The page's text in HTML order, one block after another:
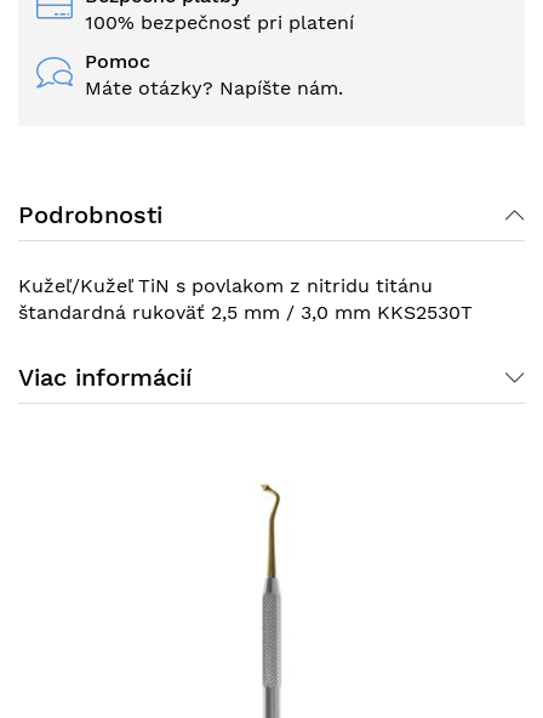
100% bezpečnosť pri platení
Pomoc
Máte otázky? Napíšte nám.
Podrobnosti
Kužeľ/Kužeľ TiN s povlakom z nitridu titánu
štandardná rukoväť 2,5 mm / 3,0 mm KKS2530T
Viac informácií